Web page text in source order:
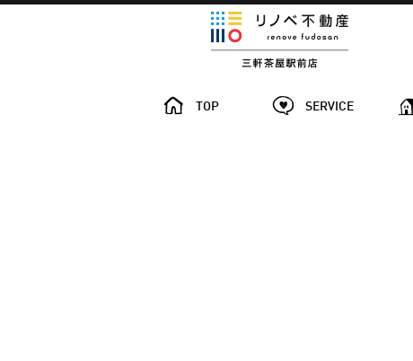
TOP SERVICE